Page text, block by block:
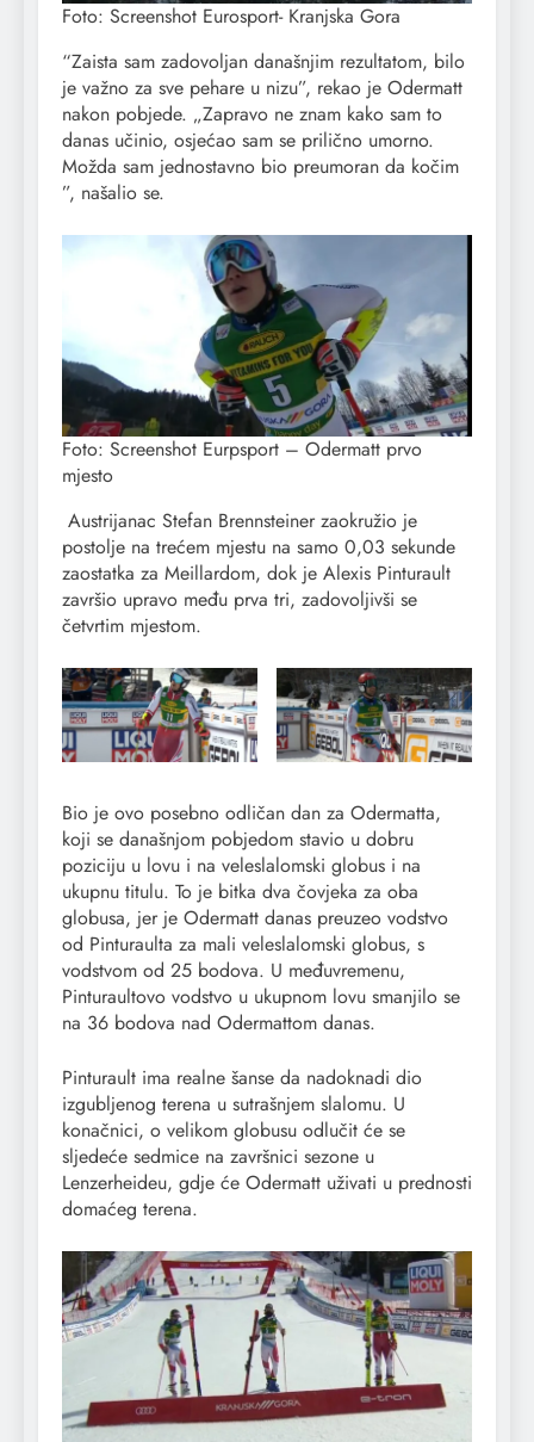
Foto: Screenshot Eurosport- Kranjska Gora
“Zaista sam zadovoljan današnjim rezultatom, bilo
je važno za sve pehare u nizu”, rekao je Odermatt
nakon pobjede. „Zapravo ne znam kako sam to
danas učinio, osjećao sam se prilično umorno.
Možda sam jednostavno bio preumoran da kočim
”, našalio se.
Foto: Screenshot Eurpsport – Odermatt prvo
mjesto
Austrijanac Stefan Brennsteiner zaokružio je
postolje na trećem mjestu na samo 0,03 sekunde
zaostatka za Meillardom, dok je Alexis Pinturault
završio upravo među prva tri, zadovoljivši se
četvrtim mjestom.
Bio je ovo posebno odličan dan za Odermatta,
koji se današnjom pobjedom stavio u dobru
poziciju u lovu i na veleslalomski globus i na
ukupnu titulu. To je bitka dva čovjeka za oba
globusa, jer je Odermatt danas preuzeo vodstvo
od Pinturaulta za mali veleslalomski globus, s
vodstvom od 25 bodova. U međuvremenu,
Pinturaultovo vodstvo u ukupnom lovu smanjilo se
na 36 bodova nad Odermattom danas.
Pinturault ima realne šanse da nadoknadi dio
izgubljenog terena u sutrašnjem slalomu. U
konačnici, o velikom globusu odlučit će se
sljedeće sedmice na završnici sezone u
Lenzerheideu, gdje će Odermatt uživati ​​u prednosti
domaćeg terena.